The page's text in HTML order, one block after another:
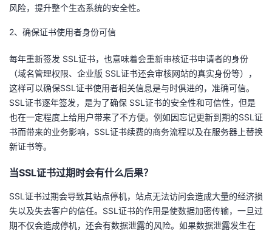
动
关
注
的
开
发
者
学
的
我
我
的
Programs
我
的
支
持
技
的
风险，提升整个生态系统的安全性。
2、确保证书使用者身份可信
每年重新签发 SSL证书，也意味着会重新审核证书申请者的身份
（域名管理权限、企业版 SSL证书还会审核网站的真实身份等），
这样可以确保SSL证书使用者相关信息是与时俱进的，准确可信。
SSL证书逐年签发，是为了确保 SSL证书的安全性和可信性，但是
也在一定程度上给用户带来了不方便。例如因忘记更新到期的SSL证
书而带来的业务影响，SSL证书续费的商务流程以及在服务器上替换
新证书等。
当SSL证书过期时会有什么后果？
SSL证书过期会导致其站点停机，站点无法访问会造成大量的经济损
失以及失去客户的信任。SSL证书的作用是使数据加密传输，一旦过
期不仅会造成停机，还会有数据泄露的风险。如果数据泄露发生在